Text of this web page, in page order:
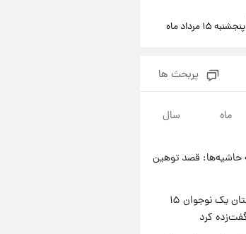
فال حافظ پنجشنبه ۱۵ مرداد ماه
فال قهوه روزانه پنجشنبه ۱۵ مرداد
پربحث ها
ماه سال
حاشیه‌ها: قصد توهین
راز طول عمر انسان در دستان یک نوجوان ۱۵
کرد